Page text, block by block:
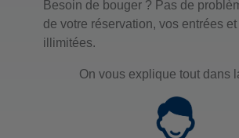
Besoin de bouger ? Pas de
de votre réservation, vos entrées
illimitées.
On vous explique tout dans